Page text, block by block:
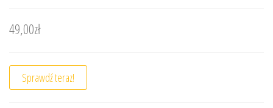
49,00zł
Sprawdź teraz!